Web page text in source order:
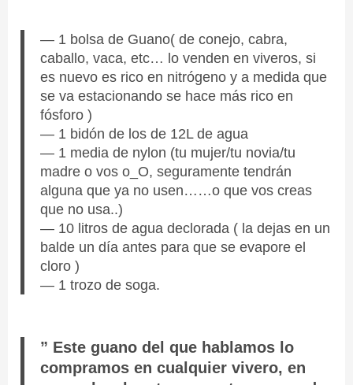
— 1 bolsa de Guano( de conejo, cabra,
caballo, vaca, etc… lo venden en viveros, si
es nuevo es rico en nitrógeno y a medida que
se va estacionando se hace más rico en
fósforo )
— 1 bidón de los de 12L de agua
— 1 media de nylon (tu mujer/tu novia/tu
madre o vos o_O, seguramente tendrán
alguna que ya no usen……o que vos creas
que no usa..)
— 10 litros de agua declorada ( la dejas en un
balde un día antes para que se evapore el
cloro )
— 1 trozo de soga.
” Este guano del que hablamos lo
compramos en cualquier vivero, en